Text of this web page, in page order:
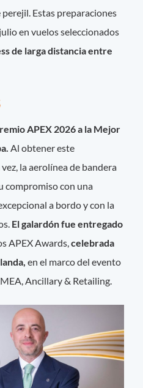
Estas preparaciones
en vuelos seleccionados
de larga distancia entre
APEX 2026 a la Mejor
Al obtener este
la aerolínea de bandera
compromiso con una
a bordo y con la
El galardón fue entregado
APEX Awards,celebrada
en el marco del evento
Ancillary & Retailing.